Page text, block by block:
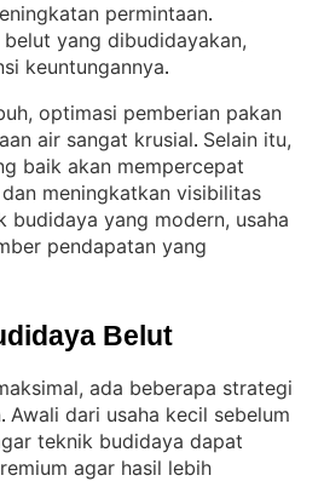
permintaan
yang dibudidayakan,
keuntungannya.
optimasi pemberian pakan
air sangat krusial. Selain itu,
baik akan mempercepat
meningkatkan visibilitas
budidaya yang modern, usaha
pendapatan yang
Belut
ada beberapa strategi
. Awali dari usaha kecil sebelum
teknik budidaya dapat
agar hasil lebih